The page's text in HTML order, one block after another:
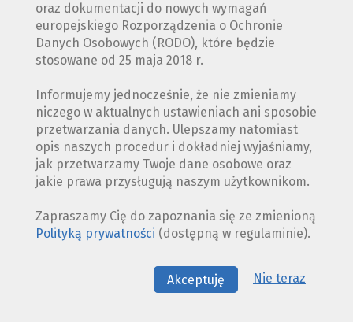
oraz dokumentacji do nowych wymagań
europejskiego Rozporządzenia o Ochronie
Danych Osobowych (RODO), które będzie
stosowane od 25 maja 2018 r.
Informujemy jednocześnie, że nie zmieniamy
niczego w aktualnych ustawieniach ani sposobie
przetwarzania danych. Ulepszamy natomiast
opis naszych procedur i dokładniej wyjaśniamy,
jak przetwarzamy Twoje dane osobowe oraz
jakie prawa przysługują naszym użytkownikom.
Zapraszamy Cię do zapoznania się ze zmienioną
Polityką prywatności (dostępną w regulaminie).
Akceptuję Nie teraz